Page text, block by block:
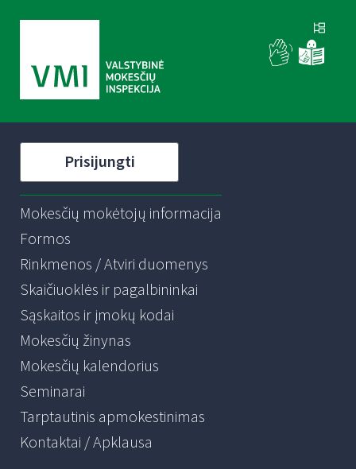
Prisijungti
Mokesčių mokėtojų informacija
Formos
Rinkmenos / Atviri duomenys
Skaičiuoklės ir pagalbininkai
Sąskaitos ir įmokų kodai
Mokesčių žinynas
Mokesčių kalendorius
Seminarai
Tarptautinis apmokestinimas
Kontaktai / Apklausa